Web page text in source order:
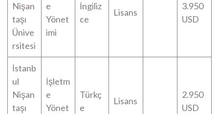
Nişan
taşı
Ünive
rsitesi
e
Yönet
imi
İngiliz
ce
Lisans
3.950
USD
İstanb
ul
Nişan
taşı
İşletm
e
Yönet
Türkç
e
Lisans
2.950
USD